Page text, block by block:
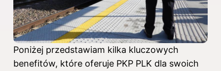
Poniżej przedstawiam kilka kluczowych
benefitów, które oferuje PKP PLK dla swoich